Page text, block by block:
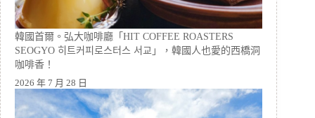
韓國首爾。弘大咖啡廳「HIT COFFEE ROASTERS
SEOGYO 히트커피로스터스 서교」，韓國人也愛的西橋洞
咖啡香！
2026 年 7 月 28 日